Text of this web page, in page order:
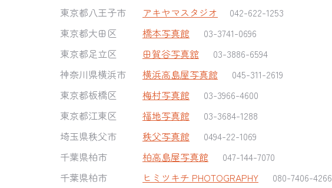
東京都八王子市 アキヤマスタジオ
042-622-1253
東京都大田区 橋本写真館
03-3741-0696
東京都足立区 田賀谷写真舘
03-3886-6594
神奈川県横浜市 横浜高島屋写真館
045-311-2619
東京都板橋区 梅村写真館
03-3966-4600
東京都江東区
福地写真館
03-3684-1288
埼玉県秩父市
秩父写真館
0494-22-1069
千葉県柏市
柏高島屋写真館
047-144-7070
千葉県柏市
ヒミツキチ PHOTOGRAPHY 080-7406-4266